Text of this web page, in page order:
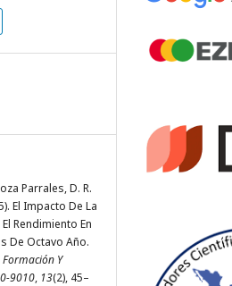
Parrales, D. R.
El Impacto De La
Rendimiento En
De Octavo Año.
Formación Y
9010, 13(2), 45–